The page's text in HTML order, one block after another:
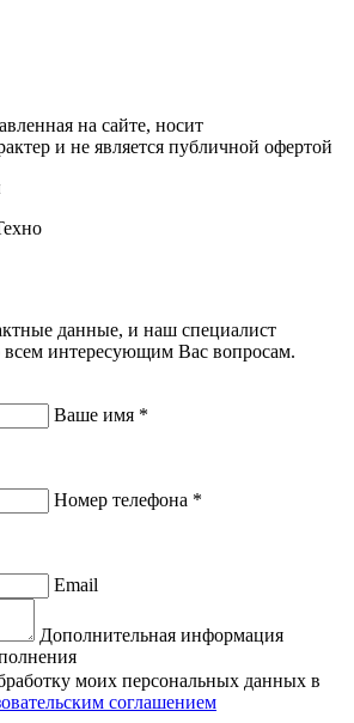
на сайте, носит
и не является публичной офертой
данные, и наш специалист
всем интересующим Вас вопросам.
Ваше имя *
Номер телефона *
Email
Дополнительная информация
моих персональных данных в
соглашением